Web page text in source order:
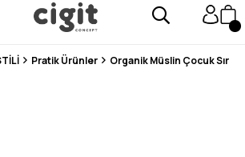
5 ÜZERİNDEN 4.8 PUAN ALDI ⭐⭐⭐⭐⭐
FAZLA MUTLU MÜŞTERİ ❤️ 10 MİLYON ÜRÜN
Pratik Ürünler Organik Müslin Çocuk Sırt